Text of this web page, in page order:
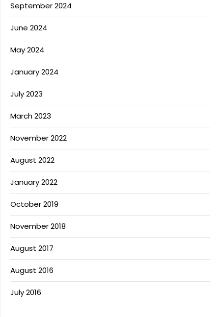
September 2024
June 2024
May 2024
January 2024
July 2023
March 2023
November 2022
August 2022
January 2022
October 2019
November 2018
August 2017
August 2016
July 2016